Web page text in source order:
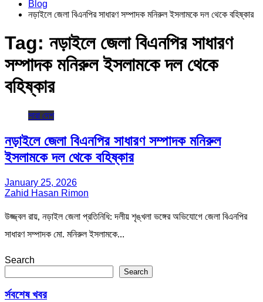
Blog
নড়াইলে জেলা বিএনপির সাধারণ সম্পাদক মনিরুল ইসলামকে দল থেকে বহিষ্কার
Tag: নড়াইলে জেলা বিএনপির সাধারণ
সম্পাদক মনিরুল ইসলামকে দল থেকে
বহিষ্কার
সারা দেশ
নড়াইলে জেলা বিএনপির সাধারণ সম্পাদক মনিরুল
ইসলামকে দল থেকে বহিষ্কার
January 25, 2026
Zahid Hasan Rimon
উজ্জ্বল রায়, নড়াইল জেলা প্রতিনিধি: দলীয় শৃঙ্খলা ভঙ্গের অভিযোগে জেলা বিএনপির
সাধারণ সম্পাদক মো. মনিরুল ইসলামকে…
Search
Search
র্সবশেষ খবর